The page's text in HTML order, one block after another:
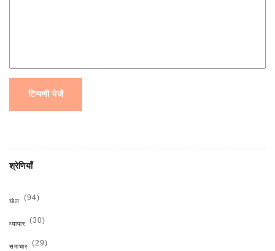
टिप्पणी भेजें
श्रेणियाँ
खेल (94)
व्यापार (30)
समाचार (29)